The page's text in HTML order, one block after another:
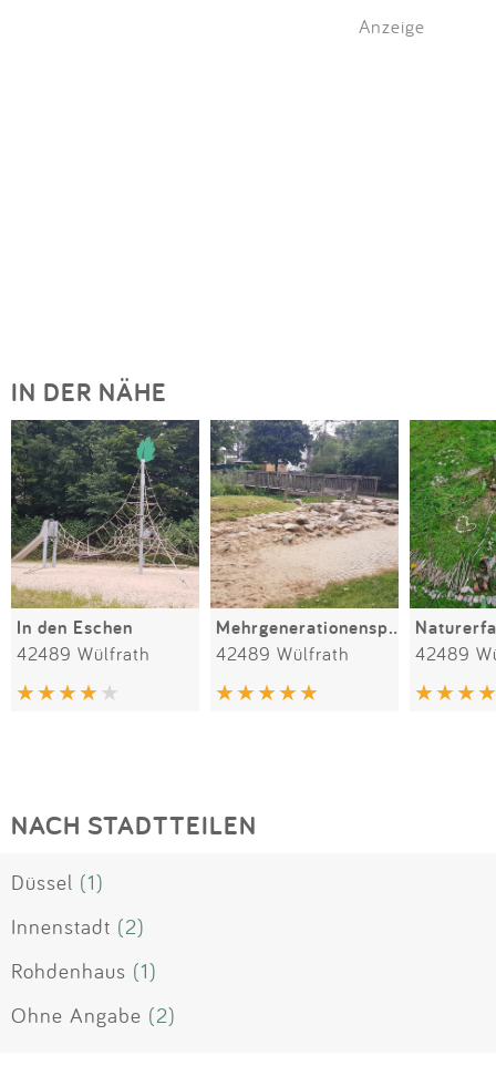
Anzeige
IN DER NÄHE
In den Eschen
42489 Wülfrath
Mehrgenerationenspielplatz Wülfrath
42489 Wülfrath 42489
NACH STADTTEILEN
Düssel (1)
Innenstadt (2)
Rohdenhaus (1)
Ohne Angabe (2)